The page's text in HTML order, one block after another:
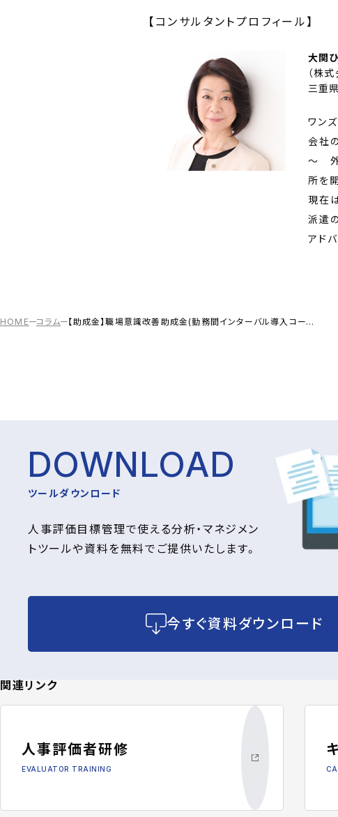
HOME コラム 【助成金】職場意識改善助成金(勤務間インターバル導入コース)について
【コンサルタントプロフィール】
大関
（株式
三重
ワン
会社
～ 外
所を
現在
派遣
アド
DOWNLOAD
ツールダウンロード
人事評価目標管理で使える分析・マネジメン
トツールや資料を無料でご提供いたします。
今すぐ資料ダウンロード
関連リンク
人事評価者研修
EVALUATOR TRAINING